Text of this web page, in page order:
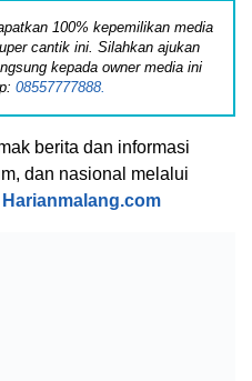
100% kepemilikan media
cantik ini. Silahkan ajukan
kepada owner media ini
08557777888.
berita dan informasi
dan nasional melalui
Harianmalang.com